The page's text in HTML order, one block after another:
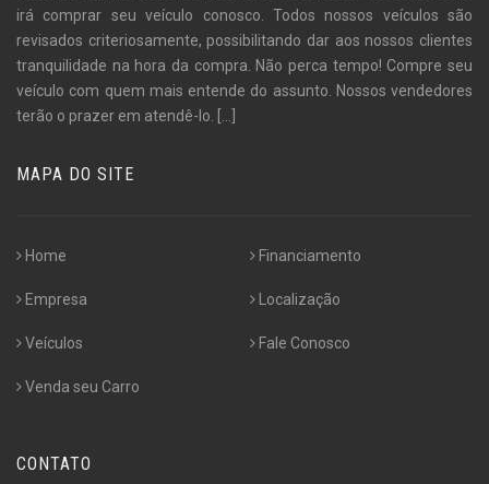
irá comprar seu veículo conosco. Todos nossos veículos são
revisados criteriosamente, possibilitando dar aos nossos clientes
tranquilidade na hora da compra. Não perca tempo! Compre seu
veículo com quem mais entende do assunto. Nossos vendedores
terão o prazer em atendê-lo. [...]
MAPA DO SITE
Home
Empresa
Veículos
Venda seu Carro
Financiamento
Localização
Fale Conosco
CONTATO